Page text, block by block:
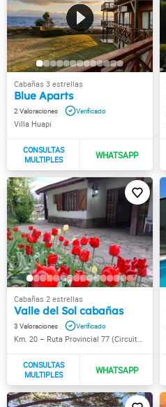
Blue Aparts
2
Villa Huapi
Valle del Sol cabañas
3
Km. 20 – Ruta Provincial 77 (Circuito Chico)